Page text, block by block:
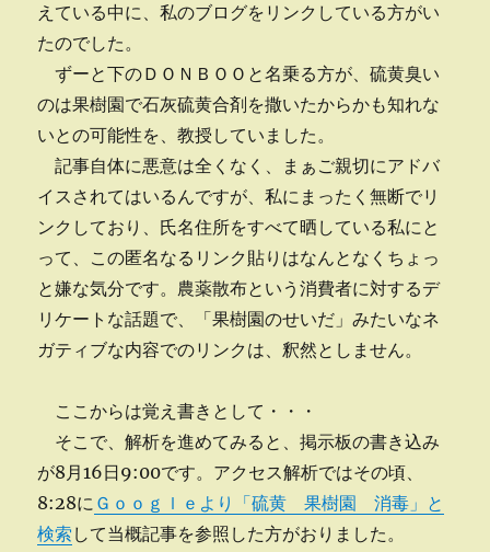
えている中に、私のブログをリンクしている方がい
たのでした。
ずーと下のＤＯＮＢＯＯと名乗る方が、硫黄臭い
のは果樹園で石灰硫黄合剤を撒いたからかも知れな
いとの可能性を、教授していました。
記事自体に悪意は全くなく、まぁご親切にアドバ
イスされてはいるんですが、私にまったく無断でリ
ンクしており、氏名住所をすべて晒している私にと
って、この匿名なるリンク貼りはなんとなくちょっ
と嫌な気分です。農薬散布という消費者に対するデ
リケートな話題で、「果樹園のせいだ」みたいなネ
ガティブな内容でのリンクは、釈然としません。
ここからは覚え書きとして・・・
そこで、解析を進めてみると、掲示板の書き込み
が8月16日9:00です。アクセス解析ではその頃、
8:28に Ｇｏｏｇｌｅより「硫黄 果樹園 消毒」と
検索 して当概記事を参照した方がおりました。